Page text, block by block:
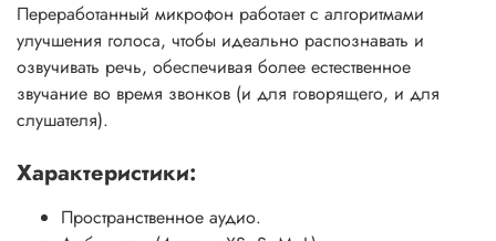
Переработанный микрофон работает с алгоритмами
улучшения голоса, чтобы идеально распознавать и
озвучивать речь, обеспечивая более естественное
звучание во время звонков (и для говорящего, и для
слушателя).
Характеристики:
Пространственное аудио.